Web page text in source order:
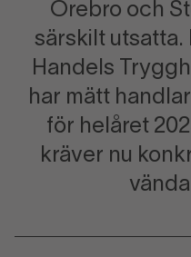
Örebro och
särskilt utsatta.
Handels
har mätt
för helåret
kräver nu